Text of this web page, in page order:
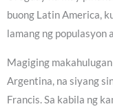
buong Latin America,
lamang ng populasyon
Magiging
Argentina, na siyang
Francis. Sa kabila ng